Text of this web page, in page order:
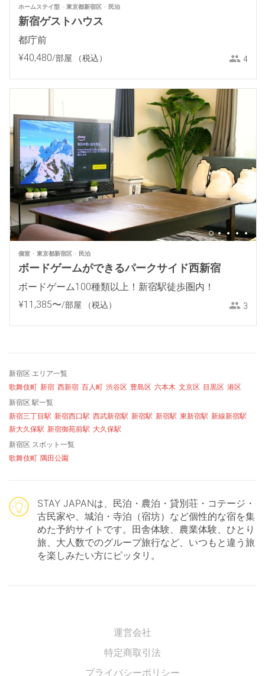
ホームステイ型 東京都新宿区 民泊
新宿ゲストハウス
都庁前
¥40,480/部屋 （税込） 4
個室 東京都新宿区 民泊
ボードゲームができるパークサイド西新宿
ボードゲーム100種類以上！新宿駅徒歩圏内！
¥11 ,385〜/部屋 （税込） 3
新宿区 エリア一覧
歌舞伎町 新宿 西新宿 百人町 渋谷区 豊島区 六本木 文京区 目黒区 港区
新宿区 駅一覧
新宿三丁目駅 新宿西口駅 西武新宿駅 新宿駅 新宿駅 東新宿駅 新線新宿駅
新大久保駅 新宿御苑前駅 大久保駅
新宿区 スポット一覧
歌舞伎町 隅田公園
STAY JAPANは、民泊・農泊・貸別荘・コテージ・
古民家や、城泊・寺泊（宿坊）など個性的な宿を集
めた予約サイトです。田舎体験、農業体験、ひとり
旅、大人数でのグループ旅行など、いつもと違う旅
を楽しみたい方にピッタリ。
運営会社
特定商取引法
プライバシーポリシー